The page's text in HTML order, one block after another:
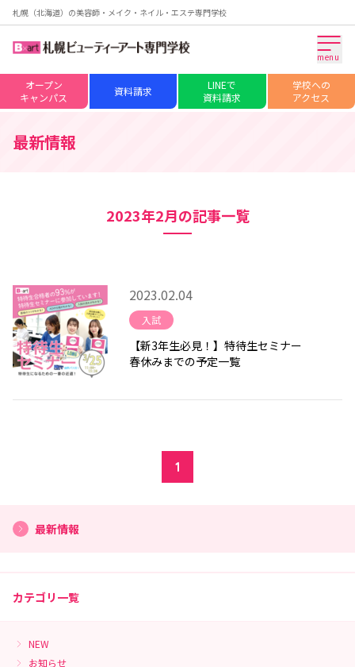
札幌（北海道）の美容師・メイク・ネイル・エステ専門学校
menu
オープン
キャンパス
資料請求
LINEで
資料請求
学校への
アクセス
最新情報
2023年2月の記事一覧
2023.02.04
入試
【新3年生必見！】特待生セミナー
春休みまでの予定一覧
1
最新情報
カテゴリ一覧
NEW
お知らせ